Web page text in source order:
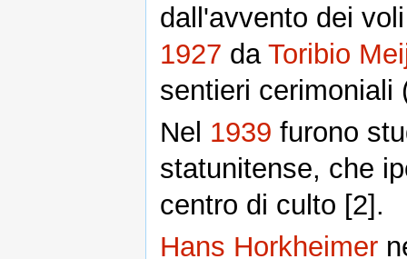
dall'avvento dei
1927 da Toribio
sentieri cerimoniali
Nel 1939 furono
statunitense, che
centro di culto [2].
Hans Horkheimer